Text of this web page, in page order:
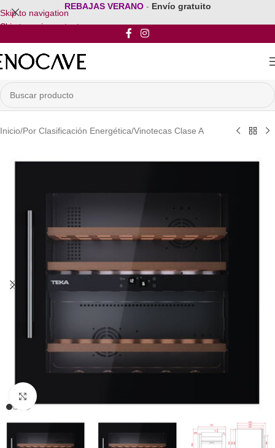
Skip to navigation
Skip to main content
REBAJAS VERANO - Envío gratuito
Inicio/Por Clasificación Energética/Vinotecas Clase A
Clic para ampliar